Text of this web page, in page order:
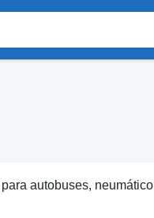
autobuses,